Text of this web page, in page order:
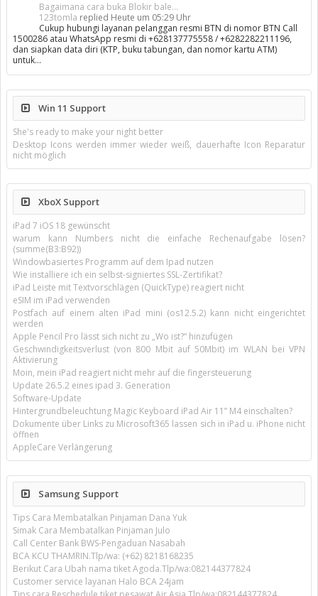
Bagaimana cara buka Blokir bale...
123tomla replied Heute um 05:29 Uhr
Cukup hubungi layanan pelanggan resmi BTN di nomor BTN Call
1500286 atau WhatsApp resmi di +628137775558 / +6282282211196,
dan siapkan data diri (KTP, buku tabungan, dan nomor kartu ATM)
untuk…
Win 11 Support
She's ready to make your night better
Desktop Icons werden immer wieder weiß, dauerhafte Icon Reparatur
nicht möglich
XboX Support
iPad 7 iOS 18 gewünscht
warum kann Numbers nicht die einfache Rechenaufgabe lösen?
(summe(B3:B92))
Windowbasiertes Programm auf dem Ipad nutzen
Wie installiere ich ein selbst-signiertes SSL-Zertifikat?
iPad Leiste mit Textvorschlägen (QuickType) reagiert nicht
eSIM im iPad verwenden
Postfach auf einem alten iPad mini (os12.5.2) kann nicht eingerichtet
werden
Apple Pencil Pro lässt sich nicht zu „Wo ist?“ hinzufügen
Geschwindigkeitsverlust (von 800 Mbit auf 50Mbit) im WLAN bei VPN
Aktivierung
Moin, mein iPad reagiert nicht mehr auf die fingersteuerung
Update 26.5.2 eines ipad 3. Generation
Software-Update
Hintergrundbeleuchtung Magic Keyboard iPad Air 11’’ M4 einschalten?
Dokumente über Links zu Microsoft365 lassen sich in iPad u. iPhone nicht
öffnen
AppleCare Verlängerung
Samsung Support
Tips Cara Membatalkan Pinjaman Dana Yuk
Simak Cara Membatalkan Pinjaman Julo
Call Center Bank BWS-Pengaduan Nasabah
BCA KCU THAMRIN.Tlp/wa: (+62) 8218168235
Berikut Cara Ubah nama tiket Agoda.Tlp/wa:082144377824
Customer service layanan Halo BCA 24jam